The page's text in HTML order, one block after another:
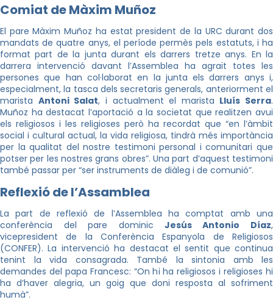
Comiat de Màxim Muñoz
El pare Màxim Muñoz ha estat president de la URC durant dos
mandats de quatre anys, el període permès pels estatuts, i ha
format part de la junta durant els darrers tretze anys. En la
darrera intervenció davant l’Assemblea ha agraït totes les
persones que han col·laborat en la junta els darrers anys i,
especialment, la tasca dels secretaris generals, anteriorment el
marista Antoni Salat, i actualment el marista Lluís Serra.
Muñoz ha destacat l’aportació a la societat que realitzen avui
els religiosos i les religioses però ha recordat que “en l’àmbit
social i cultural actual, la vida religiosa, tindrà més importància
per la qualitat del nostre testimoni personal i comunitari que
potser per les nostres grans obres”. Una part d’aquest testimoni
també passar per “ser instruments de diàleg i de comunió”.
Reflexió de l’Assamblea
La part de reflexió de l’Assemblea ha comptat amb una
conferència del pare dominic Jesús Antonio Díaz,
vicepresident de la Conferència Espanyola de Religiosos
(CONFER). La intervenció ha destacat el sentit que continua
tenint la vida consagrada. També la sintonia amb les
demandes del papa Francesc: “On hi ha religiosos i religioses hi
ha d’haver alegria, un goig que doni resposta al sofriment
humà”.